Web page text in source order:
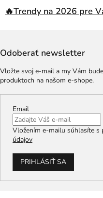
🔥Trendy na 2026 pre
Odoberať newsletter
Vložte svoj e-mail a my Vám
produktoch na našom e-shope.
Email
Vložením e-mailu súhlasíte s
údajov
PRIHLÁSIŤ SA